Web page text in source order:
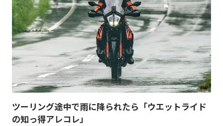
ツーリング途中で雨に降られたら「ウエットライド
の知っ得アレコレ」